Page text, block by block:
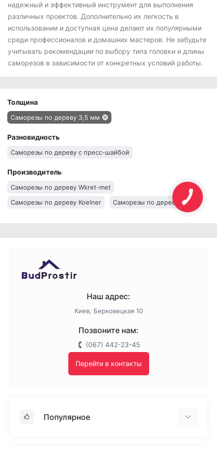
надежный и эффективный инструмент для выполнения
различных проектов. Дополнительно их легкость в
использовании и доступная цена делают их популярными
среди профессионалов и домашних мастеров. Не забудьте
учитывать рекомендации по выбору типа головки и длины
саморезов в зависимости от конкретных условий работы.
Толщина
Саморезы по дереву 3,5 мм
Разновидность
Саморезы по дереву с пресс-шайбой
Производитель
Саморезы по дереву Wkret-met
Саморезы по дереву Koelner
Саморезы по дереву Stark
Наш адрес:
Киев, Берковецкая 10
Позвоните нам:
(067) 442-23-45
Перейти в контакты
Популярное